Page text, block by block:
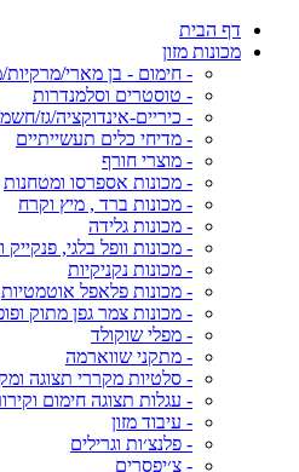
דף הבית
מכונות מזון
- חימום - בן מארי/
- טוסטרים וסלמנדרות
- כיריים-אינדוקציה/גז/
- מדיחי כלים תעשייתיים
- מוצרי חורף
- מכונות אספרסו ומטחנות
- מכונות ברד , מיץ וקרח
- מכונות גלידה
- מכונות וופל בלגי, פנקייק
- מכונות נקניקיות
- מכונות פלאפל אוטמטיות
- מכונות צמר גפן מתוק
- מפלי שוקולד
- מתקני שווארמה
- סלטיות מקררי תצוגה
- עגלות תצוגה חימום
- עיבוד מזון
- פלנצ׳ות וגרילים
- צ׳יפסרים